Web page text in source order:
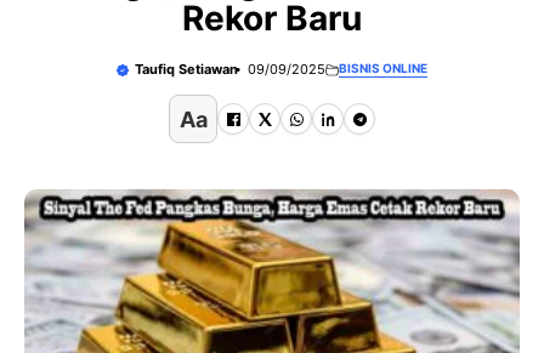
Rekor Baru
Taufiq Setiawan 09/09/2025 BISNIS ONLINE
Aa